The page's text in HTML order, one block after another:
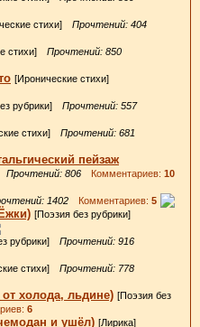
стихи] Прочтений: 404
стихи] Прочтений: 850
[Иронические стихи]
рубрики] Прочтений: 557
стихи] Прочтений: 681
пейзаж
Прочтений: 806 Комментариев: 10
1402 Комментариев: 5
[Поэзия без рубрики]
рубрики] Прочтений: 916
стихи] Прочтений: 778
холода, льдине) [Поэзия без
6
и ушёл) [Лирика]